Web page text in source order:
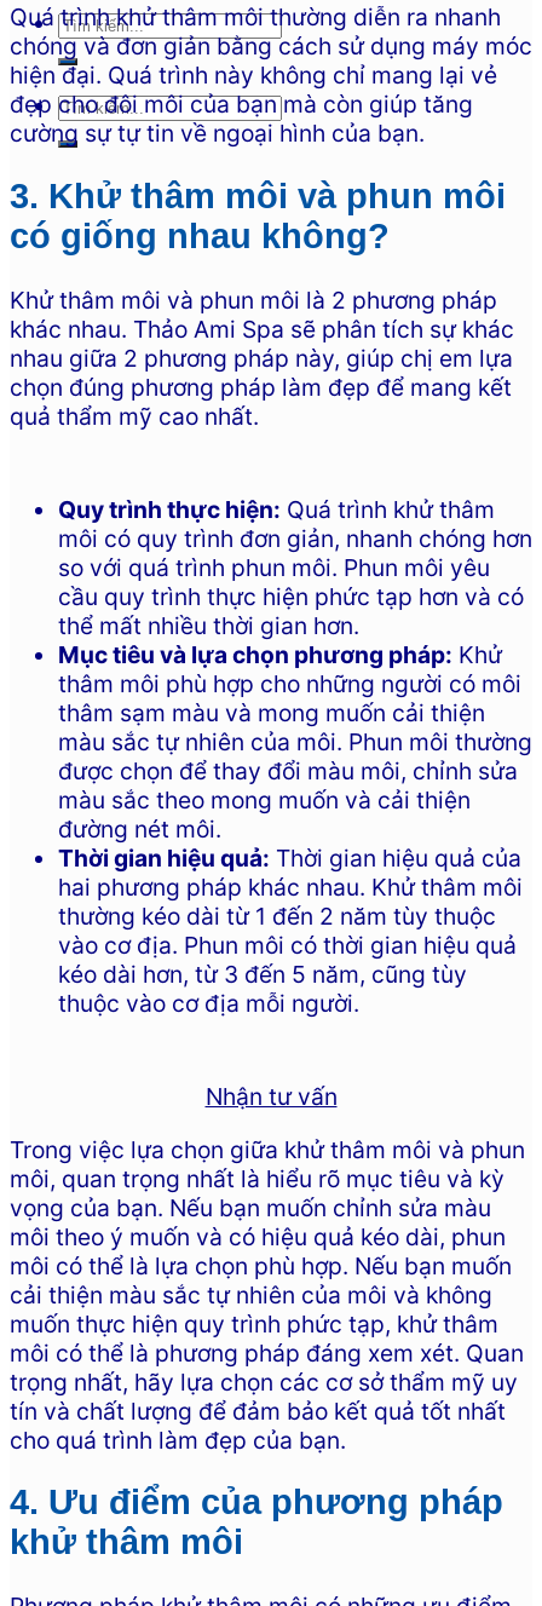
Quá trình khử thâm môi thường diễn ra nhanh
chóng và đơn giản bằng cách sử dụng máy móc
hiện đại. Quá trình này không chỉ mang lại vẻ
đẹp cho đôi môi của bạn mà còn giúp tăng
cường sự tự tin về ngoại hình của bạn.
3. Khử thâm môi và phun môi
có giống nhau không?
Khử thâm môi và phun môi là 2 phương pháp
khác nhau. Thảo Ami Spa sẽ phân tích sự khác
nhau giữa 2 phương pháp này, giúp chị em lựa
chọn đúng phương pháp làm đẹp để mang kết
quả thẩm mỹ cao nhất.
Quy trình thực hiện: Quá trình khử thâm
môi có quy trình đơn giản, nhanh chóng hơn
so với quá trình phun môi. Phun môi yêu
cầu quy trình thực hiện phức tạp hơn và có
thể mất nhiều thời gian hơn.
Mục tiêu và lựa chọn phương pháp: Khử
thâm môi phù hợp cho những người có môi
thâm sạm màu và mong muốn cải thiện
màu sắc tự nhiên của môi. Phun môi thường
được chọn để thay đổi màu môi, chỉnh sửa
màu sắc theo mong muốn và cải thiện
đường nét môi.
Thời gian hiệu quả: Thời gian hiệu quả của
hai phương pháp khác nhau. Khử thâm môi
thường kéo dài từ 1 đến 2 năm tùy thuộc
vào cơ địa. Phun môi có thời gian hiệu quả
kéo dài hơn, từ 3 đến 5 năm, cũng tùy
thuộc vào cơ địa mỗi người.
Nhận tư vấn
Trong việc lựa chọn giữa khử thâm môi và phun
môi, quan trọng nhất là hiểu rõ mục tiêu và kỳ
vọng của bạn. Nếu bạn muốn chỉnh sửa màu
môi theo ý muốn và có hiệu quả kéo dài, phun
môi có thể là lựa chọn phù hợp. Nếu bạn muốn
cải thiện màu sắc tự nhiên của môi và không
muốn thực hiện quy trình phức tạp, khử thâm
môi có thể là phương pháp đáng xem xét. Quan
trọng nhất, hãy lựa chọn các cơ sở thẩm mỹ uy
tín và chất lượng để đảm bảo kết quả tốt nhất
cho quá trình làm đẹp của bạn.
4. Ưu điểm của phương pháp
khử thâm môi